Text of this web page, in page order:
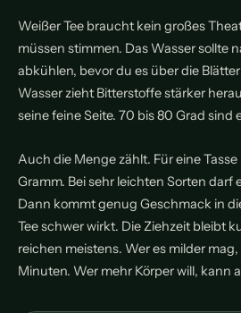
Weißer Tee braucht kein großes
müssen stimmen. Das Wasser sollte
abkühlen, bevor du es über die
Wasser zieht Bitterstoffe stärker
seine feine Seite. 70 bis 80 Grad sind
Auch die Menge zählt. Für eine
Gramm. Bei sehr leichten Sorten darf
Dann kommt genug Geschmack in
Tee schwer wirkt. Die Ziehzeit bleibt
reichen meistens. Wer es milder
Minuten. Wer mehr Körper will, kann